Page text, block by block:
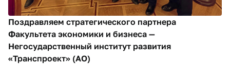
Поздравляем стратегического партнера
Факультета экономики и бизнеса —
Негосударственный институт развития
«Транспроект» (АО)